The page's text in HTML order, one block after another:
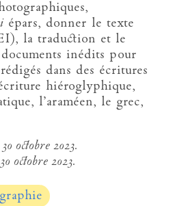
épars, donner le texte
la traduction et le
inédits pour
dans des écritures
hiéroglyphique,
l’araméen, le grec,
30 octobre 2023.
30 octobre 2023.